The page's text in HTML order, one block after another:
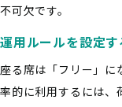
不可欠です。
運用ルールを設定す
座る席は「フリー」に
率的に利用するには、